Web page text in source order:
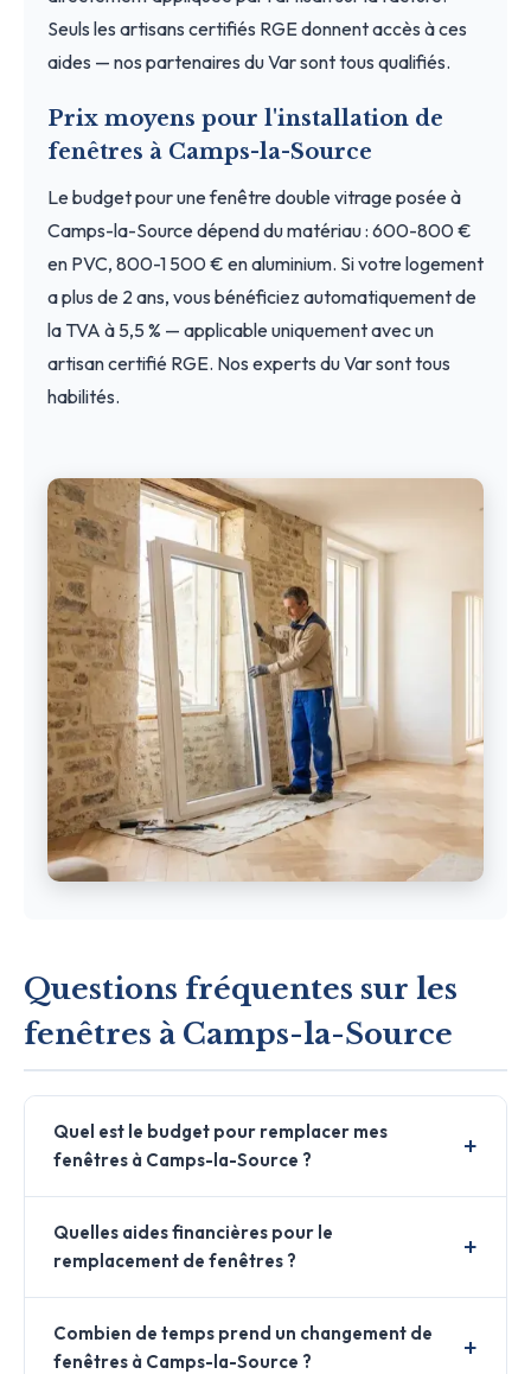
Seuls les artisans certifiés RGE donnent accès à ces
aides — nos partenaires du Var sont tous qualifiés.
Prix moyens pour l'installation de
fenêtres à Camps-la-Source
Le budget pour une fenêtre double vitrage posée à
Camps-la-Source dépend du matériau : 600-800 €
en PVC, 800-1 500 € en aluminium. Si votre logement
a plus de 2 ans, vous bénéficiez automatiquement de
la TVA à 5,5 % — applicable uniquement avec un
artisan certifié RGE. Nos experts du Var sont tous
habilités.
Questions fréquentes sur les
fenêtres à Camps-la-Source
Quel est le budget pour remplacer mes
fenêtres à Camps-la-Source ?
Quelles aides financières pour le
remplacement de fenêtres ?
Combien de temps prend un changement de
fenêtres à Camps-la-Source ?